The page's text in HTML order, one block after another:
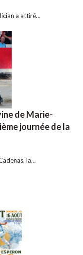
a attiré…
de Marie-
journée de la
la…